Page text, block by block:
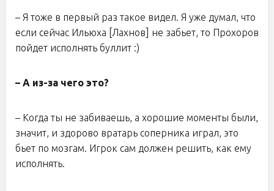
– Я тоже в первый раз такое видел. Я уже думал, что
если сейчас Ильюха [Лахнов] не забьет, то Прохоров
пойдет исполнять буллит :)
– А из-за чего это?
– Когда ты не забиваешь, а хорошие моменты были,
значит, и здорово вратарь соперника играл, это
бьет по мозгам. Игрок сам должен решить, как ему
исполнять.